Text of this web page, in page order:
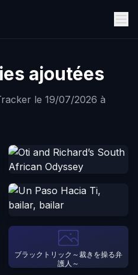
ajoutées
le 19/07/2026 à
ブラックトリック～裁きを操る弁
護人～